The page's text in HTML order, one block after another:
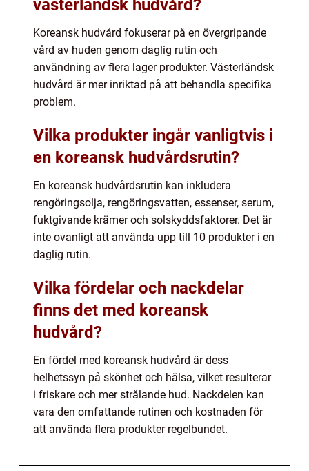
västerländsk hudvård?
Koreansk hudvård fokuserar på en övergripande
vård av huden genom daglig rutin och
användning av flera lager produkter. Västerländsk
hudvård är mer inriktad på att behandla specifika
problem.
Vilka produkter ingår vanligtvis i
en koreansk hudvårdsrutin?
En koreansk hudvårdsrutin kan inkludera
rengöringsolja, rengöringsvatten, essenser, serum,
fuktgivande krämer och solskyddsfaktorer. Det är
inte ovanligt att använda upp till 10 produkter i en
daglig rutin.
Vilka fördelar och nackdelar
finns det med koreansk
hudvård?
En fördel med koreansk hudvård är dess
helhetssyn på skönhet och hälsa, vilket resulterar
i friskare och mer strålande hud. Nackdelen kan
vara den omfattande rutinen och kostnaden för
att använda flera produkter regelbundet.